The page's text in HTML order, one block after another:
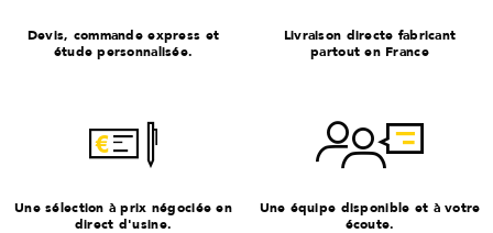
Devis, commande express et
étude personnalisée.
Livraison directe fabricant
partout en France
Une sélection à prix négociée en
direct d'usine.
Une équipe disponible et à votre
écoute.